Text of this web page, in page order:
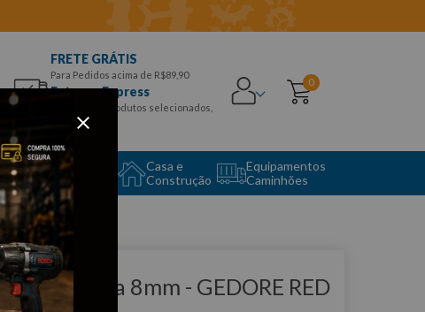
FRETE GRÁTIS
Para Pedidos acima de R$89,90
Entrega Express
para CEPS e produtos selecionados,
Aproveite!
0
Equipamento
Auto Center
Casa e
Construção
Equipamentos
Caminhões
Clique e veja!
Chave Biela 8mm - GEDORE RED